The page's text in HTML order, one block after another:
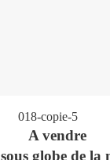
A vendre
globe de